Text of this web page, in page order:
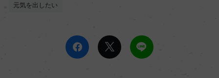
元気を出したい